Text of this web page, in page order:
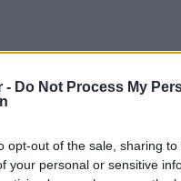
- Do Not Process My
opt-out of the sale, sharing
your personal or sensitive